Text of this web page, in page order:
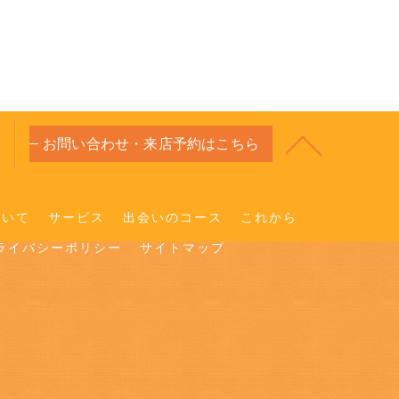
お問い合わせ・来店予約はこちら
て サービス 出会いのコース これから
イバシーポリシー サイトマップ